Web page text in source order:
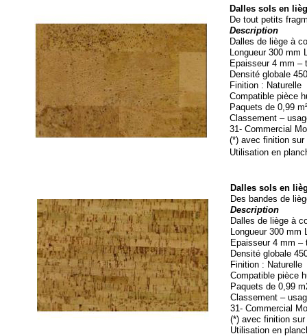
Dalles sols en
Des bandes de
Description
Dalles de liège à
Longueur 300 mm
Epaisseur 4 mm –
Densité globale
Finition : Naturelle
Compatible pièce
Paquets de 0,99
Classement –
31- Commercial
(*) avec finition
Utilisation en
Dalles sols en
De tout petits
Description
Dalles de liège à
Longueur 300 mm
Epaisseur 4 mm –
Densité globale
Finition : Naturelle
Compatible pièce
Paquets de 0,99
Classement –
31- Commercial
(*) avec finition sur
Utilisation en